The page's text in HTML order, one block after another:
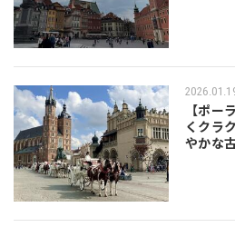
【ポー
くクラ
やかな